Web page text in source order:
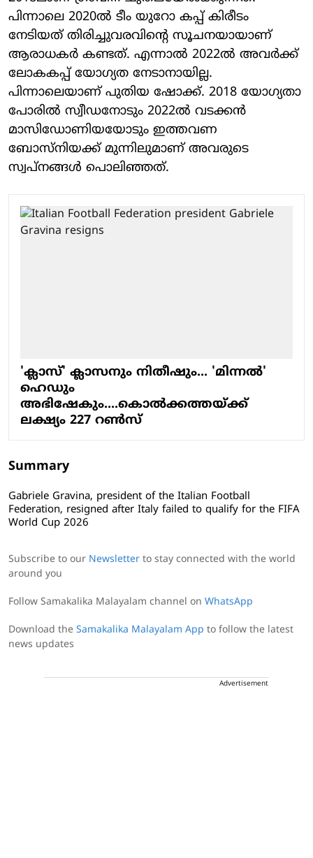
പിന്നാലെ 2020ല്‍ ടീം യുറോ കപ്പ് കിരീടം
നേടിയത് തിരിച്ചുവരവിന്റെ സൂചനയായാണ്
ആരാധകര്‍ കണ്ടത്. എന്നാല്‍ 2022ല്‍ അവര്‍ക്ക്
ലോകകപ്പ് യോഗ്യത നേടാനായില്ല.
പിന്നാലെയാണ് പുതിയ ഷോക്ക്. 2018 യോഗ്യതാ
പോരില്‍ സ്വീഡനോടും 2022ല്‍ വടക്കന്‍
മാസിഡോണിയയോടും ഇത്തവണ
ബോസ്‌നിയക്ക് മുന്നിലുമാണ് അവരുടെ
സ്വപ്‌നങ്ങള്‍ പൊലിഞ്ഞത്.
'ക്ലാസ്' ക്ലാസനും നിതീഷും... 'മിന്നൽ'
ഹെഡും
അഭിഷേകും....കൊല്‍ക്കത്തയ്ക്ക്
ലക്ഷ്യം 227 റണ്‍സ്
Summary
Gabriele Gravina, president of the Italian Football
Federation, resigned after Italy failed to qualify for the FIFA
World Cup 2026
Subscribe to our Newsletter to stay connected with the world
around you
Follow Samakalika Malayalam channel on WhatsApp
Download the Samakalika Malayalam App to follow the latest
news updates
Advertisement